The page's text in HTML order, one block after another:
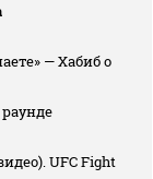
— Хабиб о
UFC Fight